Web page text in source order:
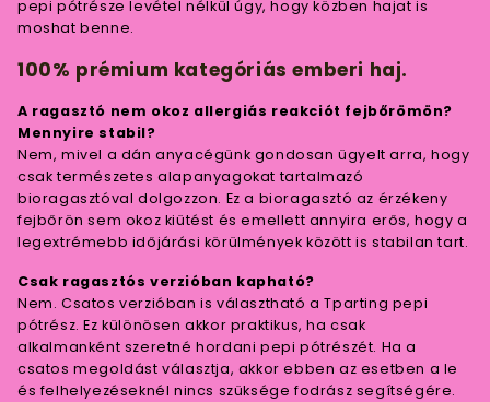
pepi pótrésze levétel nélkül úgy, hogy közben hajat is
moshat benne.
100% prémium kategóriás emberi haj.
A ragasztó nem okoz allergiás reakciót fejbőrömön?
Mennyire stabil?
Nem, mivel a dán anyacégünk gondosan ügyelt arra, hogy
csak természetes alapanyagokat tartalmazó
bioragasztóval dolgozzon. Ez a bioragasztó az érzékeny
fejbőrön sem okoz kiütést és emellett annyira erős, hogy a
legextrémebb időjárási körülmények között is stabilan tart.
Csak ragasztós verzióban kapható?
Nem. Csatos verzióban is választható a Tparting pepi
pótrész. Ez különösen akkor praktikus, ha csak
alkalmanként szeretné hordani pepi pótrészét. Ha a
csatos megoldást választja, akkor ebben az esetben a le
és felhelyezéseknél nincs szüksége fodrász segítségére.